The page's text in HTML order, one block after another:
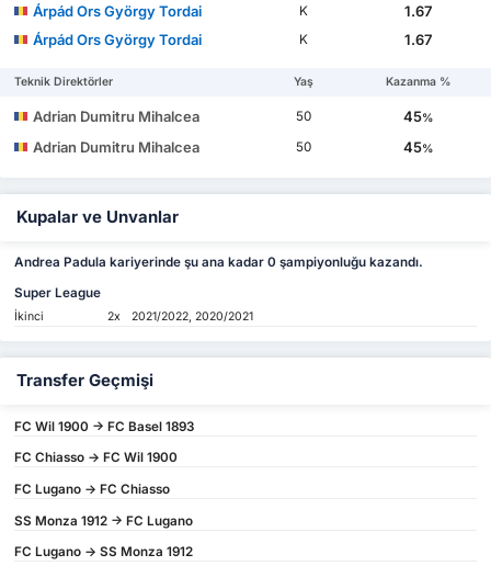
Árpád Ors György Tordai
K
1.67
Árpád Ors György Tordai
K 1.67
Teknik Direktörler Yaş Kazanma %
Adrian Dumitru Mihalcea 50 45%
Adrian Dumitru Mihalcea 50 45%
Kupalar ve Unvanlar
Andrea Padula kariyerinde şu ana kadar 0 şampiyonluğu kazandı.
Super League
İkinci 2x 2021/2022, 2020/2021
Transfer Geçmişi
FC Wil 1900 -> FC Basel 1893
FC Chiasso -> FC Wil 1900
FC Lugano -> FC Chiasso
SS Monza 1912 -> FC Lugano
FC Lugano -> SS Monza 1912